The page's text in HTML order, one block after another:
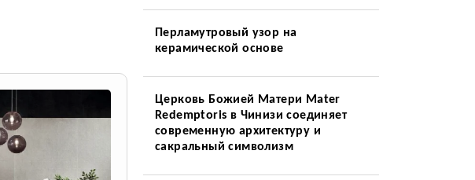
Перламутровый узор на
керамической основе
Церковь Божией Матери Mater
Redemptoris в Чинизи соединяет
современную архитектуру и
сакральный символизм